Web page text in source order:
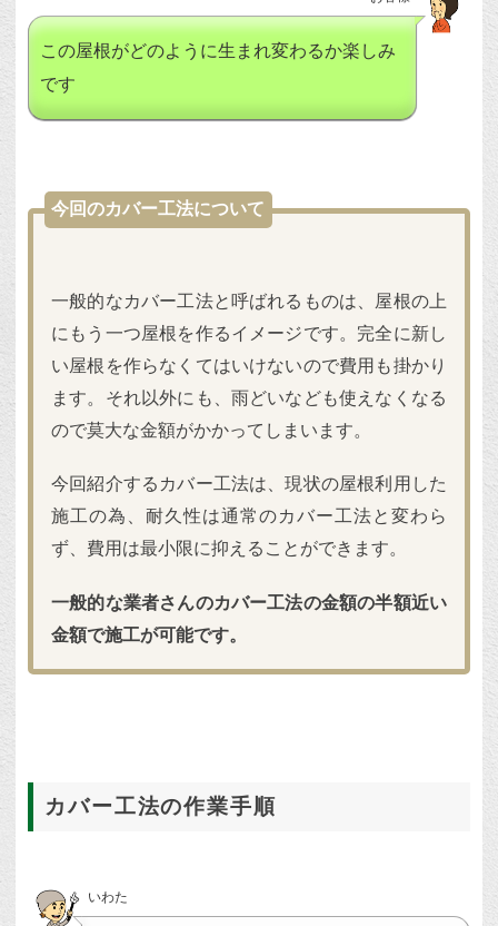
この屋根がどのように生まれ変わるか楽しみ
です
今回のカバー工法について
一般的なカバー工法と呼ばれるものは、屋根の上
にもう一つ屋根を作るイメージです。完全に新し
い屋根を作らなくてはいけないので費用も掛かり
ます。それ以外にも、雨どいなども使えなくなる
ので莫大な金額がかかってしまいます。
今回紹介するカバー工法は、現状の屋根利用した
施工の為、耐久性は通常のカバー工法と変わら
ず、費用は最小限に抑えることができます。
一般的な業者さんのカバー工法の金額の半額近い
金額で施工が可能です。
カバー工法の作業手順
いわた